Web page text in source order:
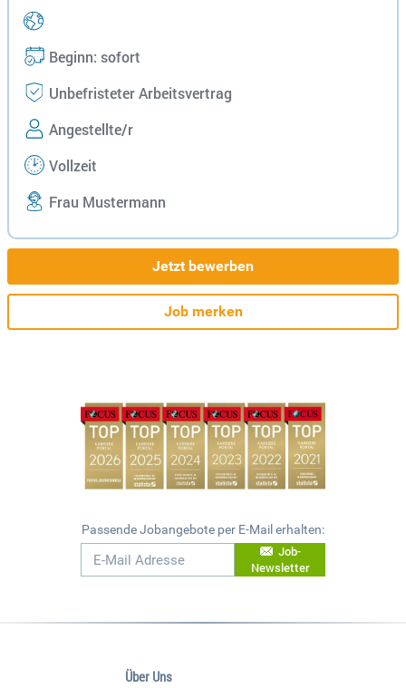
Beginn: sofort
Unbefristeter Arbeitsvertrag
Angestellte/r
Vollzeit
Frau Mustermann
Jetzt bewerben
Job merken
Passende Jobangebote per E-Mail erhalten:
Job-
Newsletter
Über Uns